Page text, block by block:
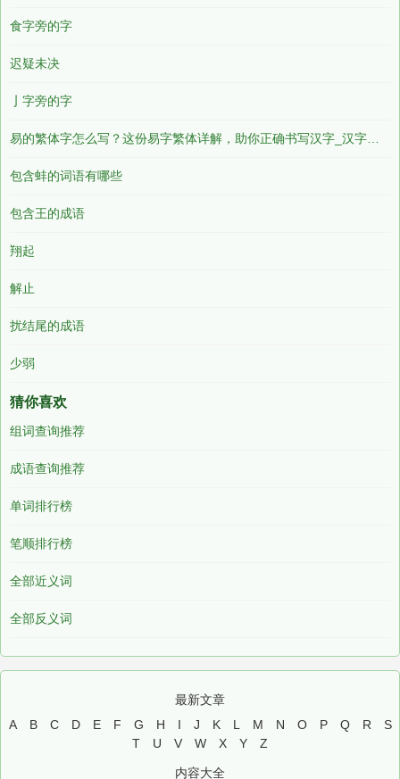
食字旁的字
迟疑未决
亅字旁的字
包含蚌的词语有哪些
包含王的成语
翔起
解止
扰结尾的成语
少弱
猜你喜欢
组词查询推荐
成语查询推荐
单词排行榜
笔顺排行榜
全部近义词
全部反义词
最新文章
A
B C D E F G H I J K L M N O P Q R
S
T
U V W X Y Z
内容大全